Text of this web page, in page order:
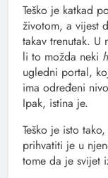
Teško je katkad
životom, a vijest
takav trenutak.
li to možda neki
ugledni portal,
ima određeni
Ipak, istina je.
Teško je isto
prihvatiti je u
tome da je svijet